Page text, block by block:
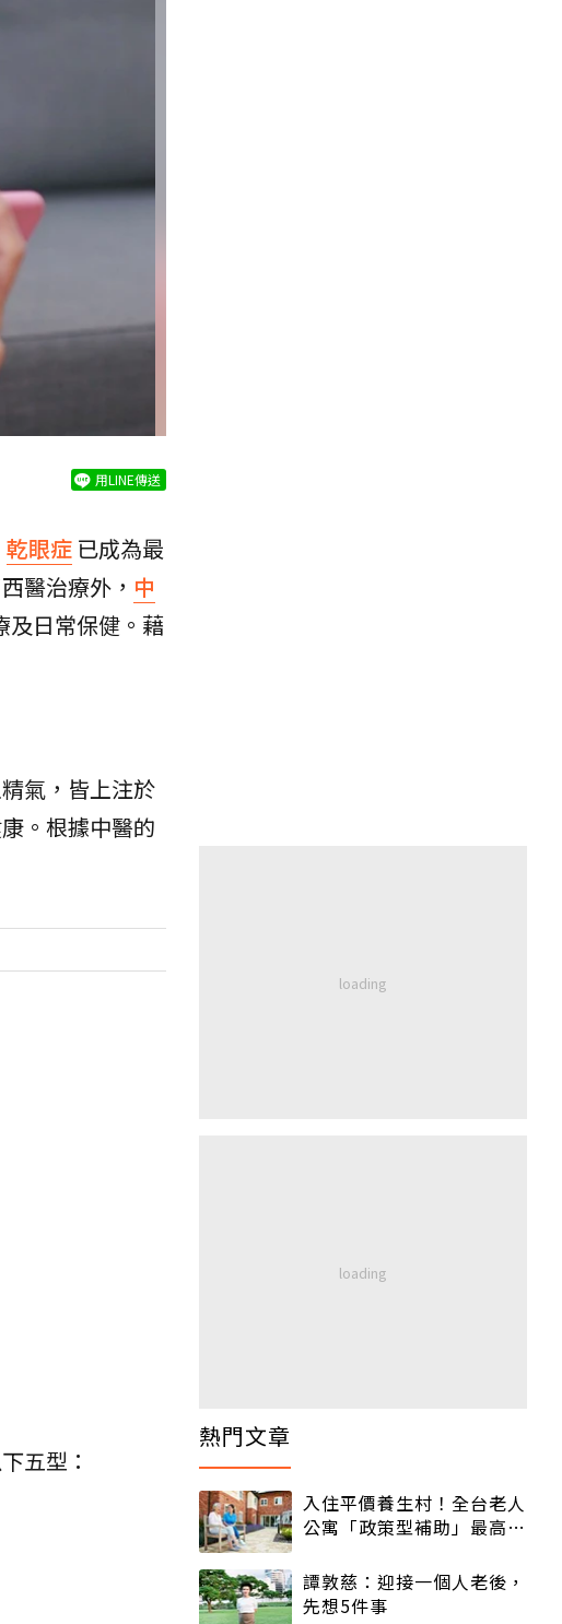
用LINE傳送
乾眼症 已成為最
醫治療外， 中
及日常保健。藉
氣，皆上注於
。根據中醫的
五型：
熱門文章
入住平價養生村！全台老人
公寓「政策型補助」最高打
譚敦慈：迎接一個人老後，
先想5件事